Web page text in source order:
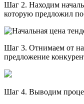
Шаг 2. Находим
которую предложил
Шаг 3. Отнимаем от
предложение
Шаг 4. Выводим